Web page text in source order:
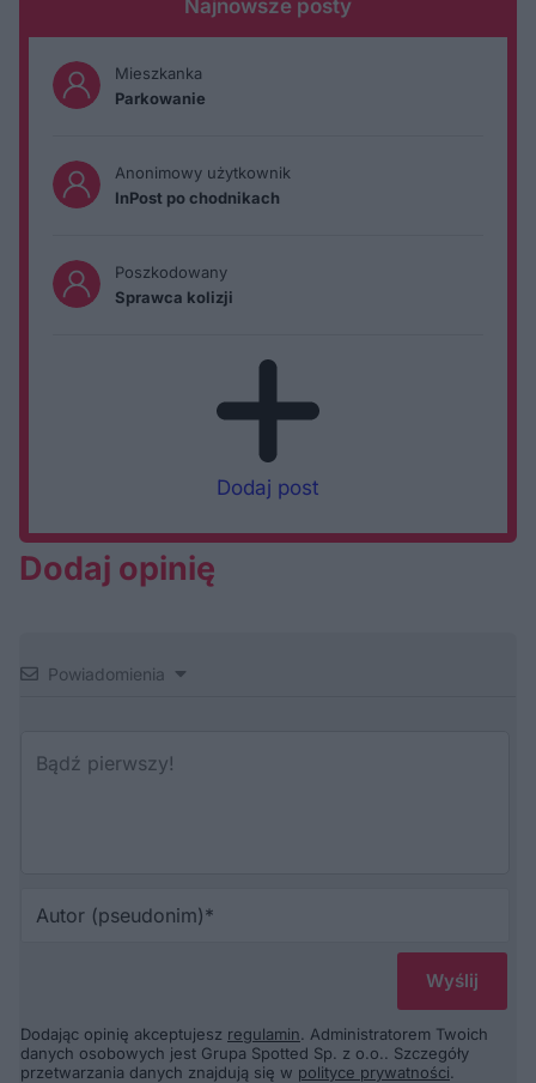
Najnowsze posty
Mieszkanka
Parkowanie
Anonimowy użytkownik
InPost po chodnikach
Poszkodowany
Sprawca kolizji
Dodaj post
Dodaj opinię
Powiadomienia
Dodając opinię akceptujesz regulamin. Administratorem Twoich
danych osobowych jest Grupa Spotted Sp. z o.o.. Szczegóły
przetwarzania danych znajdują się w polityce prywatności.